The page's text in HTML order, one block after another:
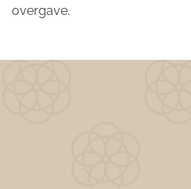
overgave.